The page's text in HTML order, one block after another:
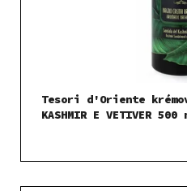
Tesori d'Oriente
KASHMIR E VETIVER 500